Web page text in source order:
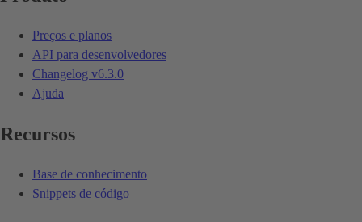
Preços e planos
API para desenvolvedores
Changelog v6.3.0
Ajuda
Recursos
Base de conhecimento
Snippets de código